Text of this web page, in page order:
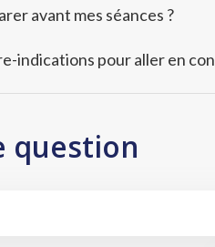
avant mes séances ?
indications pour aller en
question